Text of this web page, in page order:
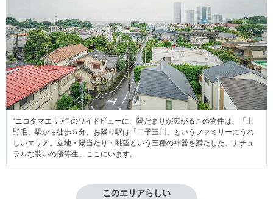
“ニコタマエリア” のワイドビューに、陽だまりが広がるこの物件は、「上
野毛」駅から徒歩５分、お隣り駅は「二子玉川」というファミリーにうれ
しいエリア。立地・陽当たり・眺望という三種の神器を満たした、ナチュ
ラルな装いの優等生、ここにいます。
このエリアらしい